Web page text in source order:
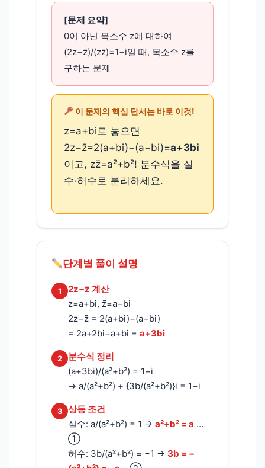
[문제 요약]
0이 아닌 복소수 z에 대하여
(2z−z̄)/(zz̄)=1−i일 때, 복소수 z를
구하는 문제
이 문제의 핵심 단서는 바로 이것!
z=a+bi로 놓으면
2z−z̄=2(a+bi)−(a−bi)=a+3bi
이고, zz̄=a²+b²! 분수식을 실
수·허수로 분리하세요.
단계별 풀이 설명
1
2z−z̄ 계산
z=a+bi, z̄=a−bi
2z−z̄ = 2(a+bi)−(a−bi)
= 2a+2bi−a+bi = a+3bi
2
분수식 정리
(a+3bi)/(a²+b²) = 1−i
→ a/(a²+b²) + {3b/(a²+b²)}i = 1−i
3
상등 조건
실수: a/(a²+b²) = 1 → a²+b² = a …
①
허수: 3b/(a²+b²) = −1 → 3b = −